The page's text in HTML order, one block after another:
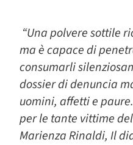
“Una polvere sottile
ma è capace di
consumarli
dossier di denuncia
uomini, affetti e
per le tante vittime
Marienza Rinaldi, Il